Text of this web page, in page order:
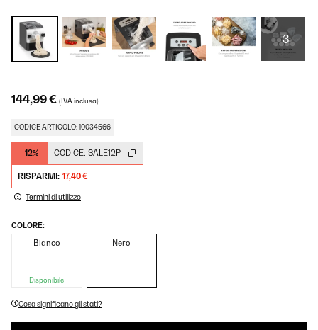
+3
144,99 € (IVA inclusa)
CODICE ARTICOLO: 10034566
-12% CODICE: SALE12P
RISPARMI: 17,40 €
Termini di utilizzo
COLORE:
Bianco
Disponibile
Nero
Cosa significano gli stati?